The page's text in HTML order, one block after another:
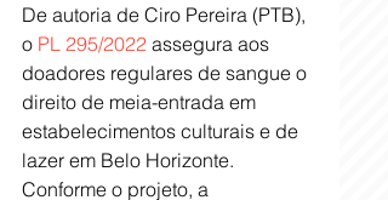
De autoria de Ciro Pereira (PTB),
o PL 295/2022 assegura aos
doadores regulares de sangue o
direito de meia-entrada em
estabelecimentos culturais e de
lazer em Belo Horizonte.
Conforme o projeto, a